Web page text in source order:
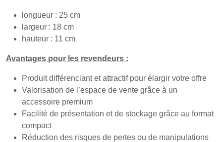
longueur : 25 cm
largeur : 18 cm
hauteur : 11 cm
Avantages pour les revendeurs :
Produit différenciant et attractif pour élargir votre offre
Valorisation de l’espace de vente grâce à un
accessoire premium
Facilité de présentation et de stockage grâce au format
compact
Réduction des risques de pertes ou de manipulations